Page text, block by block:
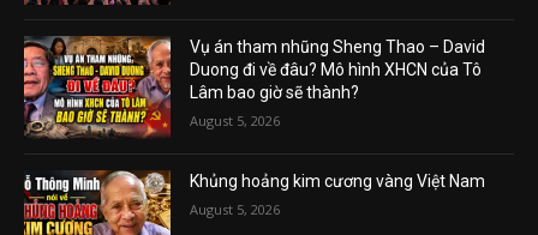
Vụ án tham nhũng Sheng Thao – David
Duong đi về đâu? Mô hình XHCN của Tô
Lâm bao giờ sẽ thành?
August 5, 2026
Khủng hoảng kim cương vàng Việt Nam
August 5, 2026